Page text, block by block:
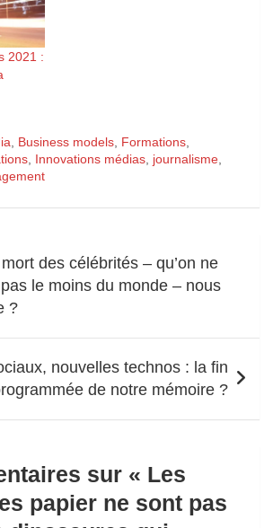
2021 :
, Business models, Formations,
, Innovations médias, journalisme,
des célébrités – qu’on ne
le moins du monde – nous
?
nouvelles technos : la fin
de notre mémoire ?
sur « Les
papier ne sont pas